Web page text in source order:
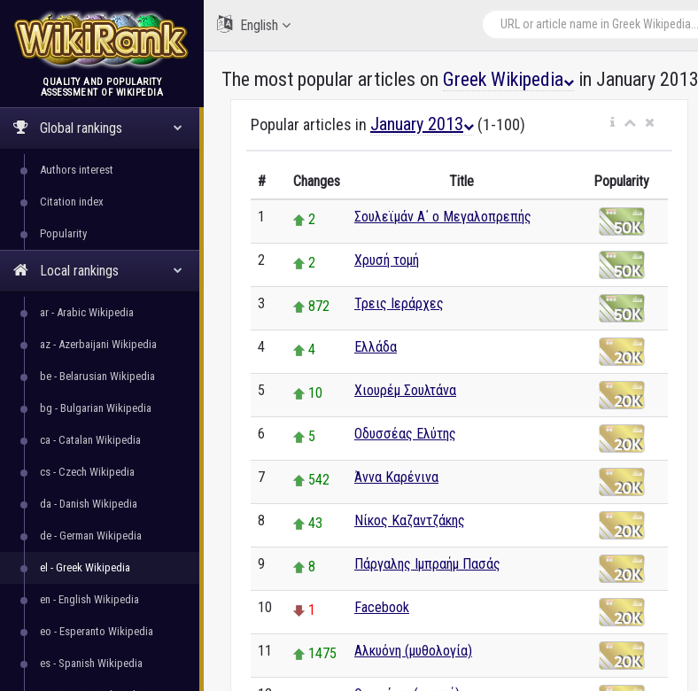
WikiRank
QUALITY AND POPULARITY
ASSESSMENT OF WIKIPEDIA
Global rankings
Authors interest
Citation index
Popularity
Local rankings
ar - Arabic Wikipedia
az - Azerbaijani Wikipedia
be - Belarusian Wikipedia
bg - Bulgarian Wikipedia
ca - Catalan Wikipedia
cs - Czech Wikipedia
da - Danish Wikipedia
de - German Wikipedia
el - Greek Wikipedia
en - English Wikipedia
eo - Esperanto Wikipedia
es - Spanish Wikipedia
English
The most popular articles on Greek Wikipedia in January 2013
Popular articles in January 2013 (1-100)
# Changes Title Popularity
1 2 Σουλεϊμάν Α΄ ο Μεγαλοπρεπής
2 2 Χρυσή τομή
3 872 Τρεις Ιεράρχες
4 4 Ελλάδα
5 10 Χιουρέμ Σουλτάνα
6 5 Οδυσσέας Ελύτης
7 542 Άννα Καρένινα
8 43 Νίκος Καζαντζάκης
9 8 Πάργαλης Ιμπραήμ Πασάς
10 1 Facebook
11 1475 Αλκυόνη (μυθολογία)